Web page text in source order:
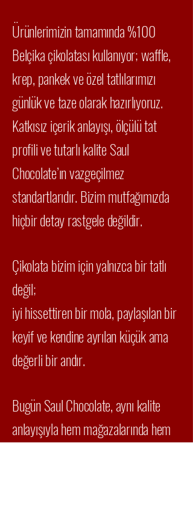
Ürünlerimizin tamamında %100
Belçika çikolatası kullanıyor; waffle,
krep, pankek ve özel tatlılarımızı
günlük ve taze olarak hazırlıyoruz.
Katkısız içerik anlayışı, ölçülü tat
profili ve tutarlı kalite Saul
Chocolate’ın vazgeçilmez
standartlarıdır. Bizim mutfağımızda
hiçbir detay rastgele değildir.
Çikolata bizim için yalnızca bir tatlı
değil;
iyi hissettiren bir mola, paylaşılan bir
keyif ve kendine ayrılan küçük ama
değerli bir andır.
Bugün Saul Chocolate, aynı kalite
anlayışıyla hem mağazalarında hem